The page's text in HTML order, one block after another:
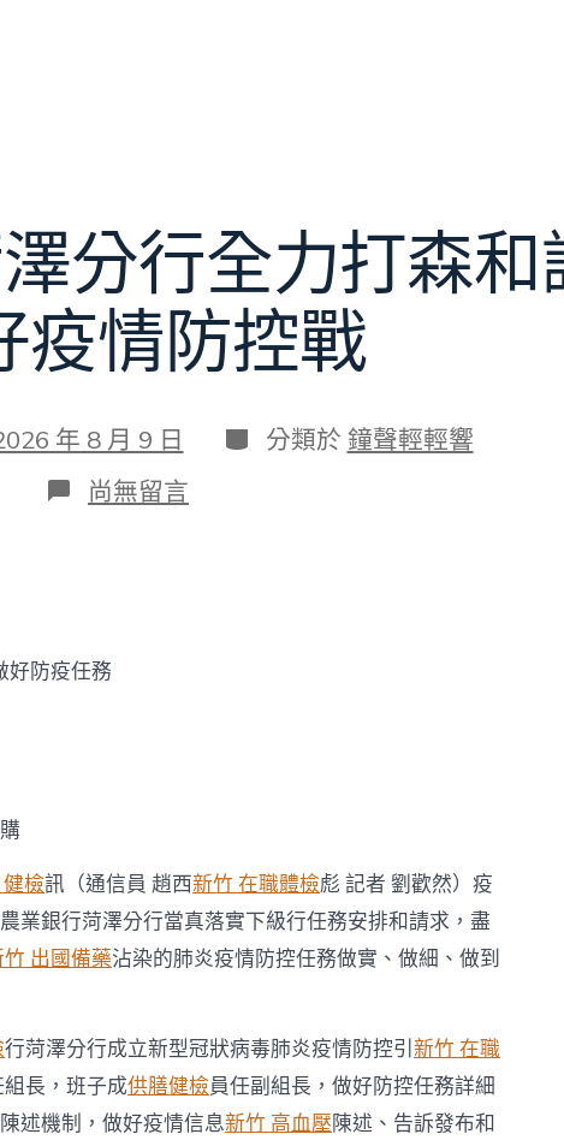
分行全力打森和
疫情防控戰
年 8 月 9 日 分
類
分類於 鐘聲輕輕響
在
〈眾
菏
澤
診
所
減
重
好
防
控
戰〉
中
尚無留言
好防疫任務
檢訊（通信員 趙西新竹 在職體檢彪 記者 劉歡然）疫
業銀行菏澤分行當真落實下級行任務安排和請求，盡
出國備藥沾染的肺炎疫情防控任務做實、做細、做到
行菏澤分行成立新型冠狀病毒肺炎疫情防控引 新竹 在職
長，班子成供膳健檢員任副組長，做好防控任務詳細
述機制，做好疫情信息新竹 高血壓陳述、告訴發布和